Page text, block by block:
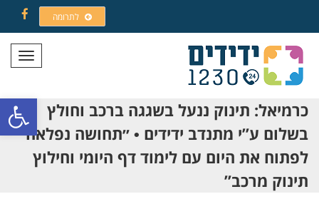
פתח
לתרומה
תפריט
כרמיאל: תינוק ננעל בשגגה ברכב וחולץ
בשלום ע”י מתנדב ידידים • ״תחושה נפלאה
לפתוח את היום עם לימוד דף היומי וחילוץ
תינוק מרכב”